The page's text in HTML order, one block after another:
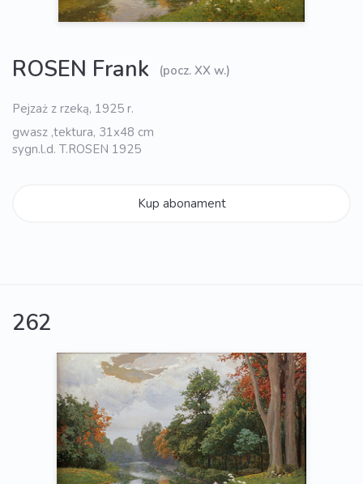
ROSEN Frank (pocz. XX w.)
Pejzaż z rzeką, 1925 r.
gwasz ,tektura, 31x48 cm
sygn.l.d. T.ROSEN 1925
Kup abonament
262